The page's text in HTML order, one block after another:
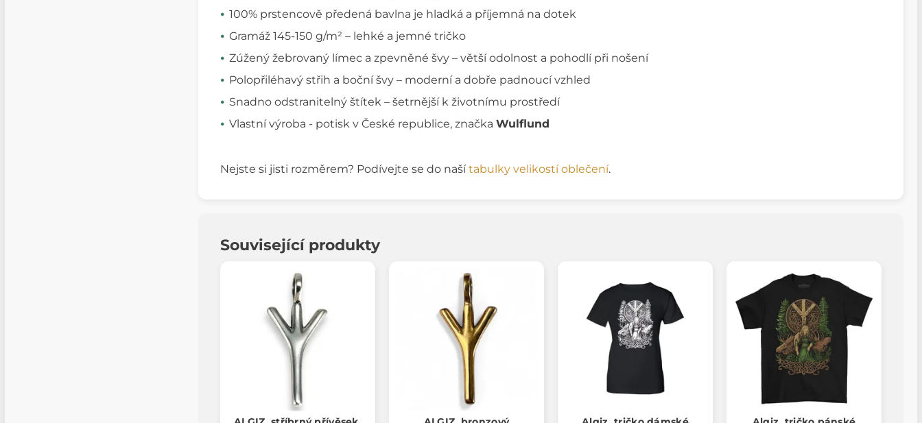
100% prstencově předená bavlna je hladká a příjemná na dotek
Gramáž 145-150 g/m² – lehké a jemné tričko
Zúžený žebrovaný límec a zpevněné švy – větší odolnost a pohodlí při nošení
Polopřiléhavý střih a boční švy – moderní a dobře padnoucí vzhled
Snadno odstranitelný štítek – šetrnější k životnímu prostředí
Vlastní výroba - potisk v České republice, značka Wulflund
Nejste si jisti rozměrem? Podívejte se do našítabulky velikostí oblečení.
Související produkty